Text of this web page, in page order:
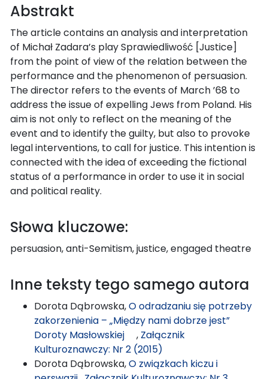
Abstrakt
The article contains an analysis and interpretation
of Michał Zadara’s play Sprawiedliwość [Justice]
from the point of view of the relation between the
performance and the phenomenon of persuasion.
The director refers to the events of March ’68 to
address the issue of expelling Jews from Poland. His
aim is not only to reflect on the meaning of the
event and to identify the guilty, but also to provoke
legal interventions, to call for justice. This intention is
connected with the idea of exceeding the fictional
status of a performance in order to use it in social
and political reality.
Słowa kluczowe:
persuasion, anti-Semitism, justice, engaged theatre
Inne teksty tego samego autora
Dorota Dąbrowska,O odradzaniu się potrzeby
zakorzenienia – „Między nami dobrze jest”
Doroty Masłowskiej , Załącznik
Kulturoznawczy: Nr 2 (2015)
Dorota Dąbrowska,O związkach kiczu i